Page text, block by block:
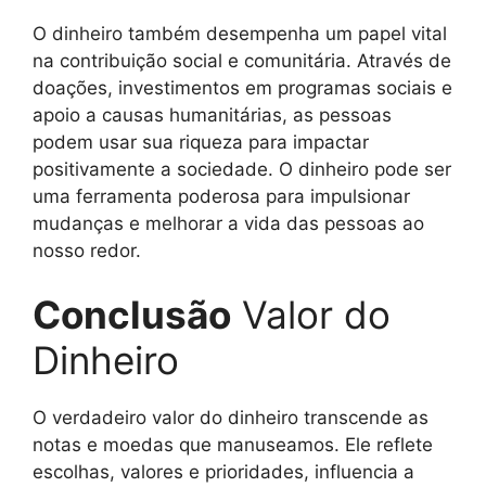
O dinheiro também desempenha um papel vital
na contribuição social e comunitária. Através de
doações, investimentos em programas sociais e
apoio a causas humanitárias, as pessoas
podem usar sua riqueza para impactar
positivamente a sociedade. O dinheiro pode ser
uma ferramenta poderosa para impulsionar
mudanças e melhorar a vida das pessoas ao
nosso redor.
Conclusão Valor do
Dinheiro
O verdadeiro valor do dinheiro transcende as
notas e moedas que manuseamos. Ele reflete
escolhas, valores e prioridades, influencia a